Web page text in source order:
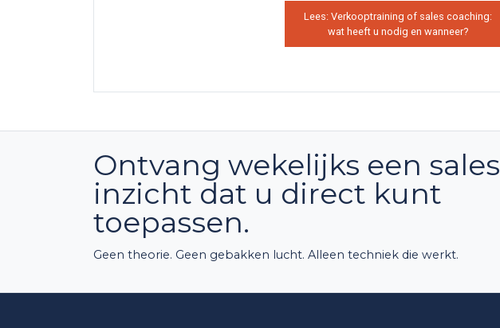
Lees: Verkooptraining of sales coaching:
wat heeft u nodig en wanneer?
Ontvang wekelijks een sales
inzicht dat u direct kunt
toepassen.
Geen theorie. Geen gebakken lucht. Alleen techniek die werkt.